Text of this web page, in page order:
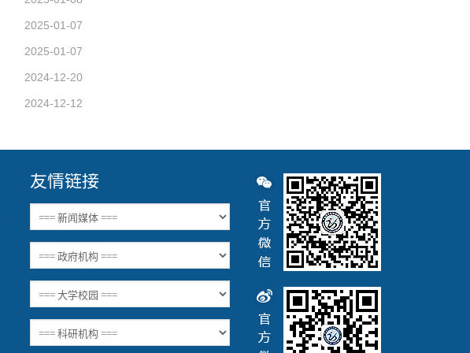
2025-01-07
2025-01-07
2024-12-20
2024-12-12
友情链接